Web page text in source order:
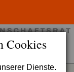
Cookies
Dienste.